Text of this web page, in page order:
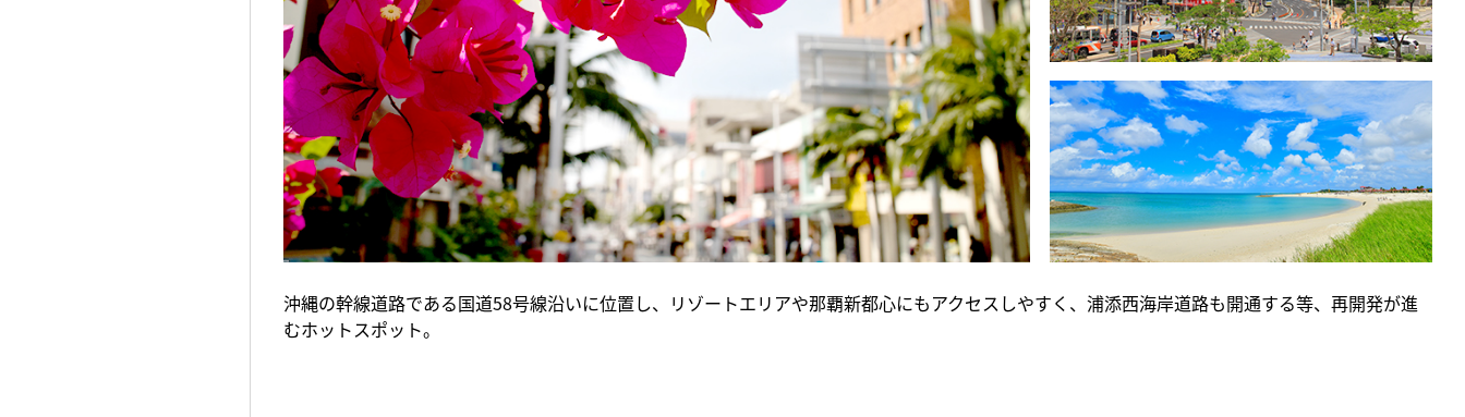
沖縄の幹線道路である国道58号線沿いに位置し、リゾートエリアや那覇新都心にもアクセスしやすく、浦添西海岸道路も開通する等、再開発が進
むホットスポット。